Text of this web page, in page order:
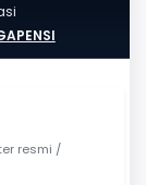
resmi /